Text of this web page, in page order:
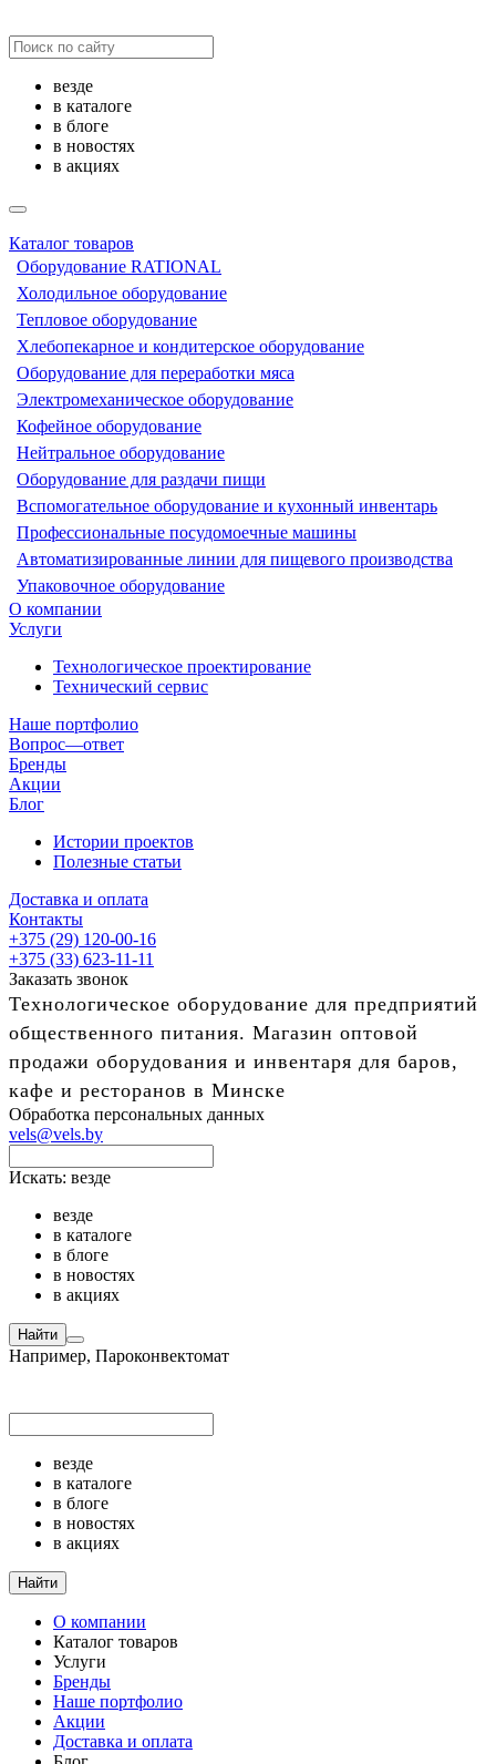
везде
в каталоге
в блоге
в новостях
в акциях
Каталог товаров
Оборудование RATIONAL
Холодильное оборудование
Тепловое оборудование
Хлебопекарное и кондитерское оборудование
Оборудование для переработки мяса
Электромеханическое оборудование
Кофейное оборудование
Нейтральное оборудование
Оборудование для раздачи пищи
Вспомогательное оборудование и кухонный инвентарь
Профессиональные посудомоечные машины
Автоматизированные линии для пищевого производства
Упаковочное оборудование
О компании
Услуги
Технологическое проектирование
Технический сервис
Наше портфолио
Вопрос—ответ
Бренды
Акции
Блог
Истории проектов
Полезные статьи
Доставка и оплата
Контакты
+375 (29) 120-00-16
+375 (33) 623-11-11
Заказать звонок
Технологическое оборудование для предприятий
общественного питания. Магазин оптовой
продажи оборудования и инвентаря для баров,
кафе и ресторанов в Минске
Обработка персональных данных
vels@vels.by
Искать: везде
везде
в каталоге
в блоге
в новостях
в акциях
Найти
Например, Пароконвектомат
везде
в каталоге
в блоге
в новостях
в акциях
Найти
О компании
Каталог товаров
Услуги
Бренды
Наше портфолио
Акции
Доставка и оплата